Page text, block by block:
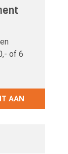
of 6
AAN